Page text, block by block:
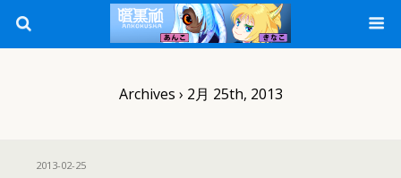
Archives › 2月 25th, 2013
2013-02-25